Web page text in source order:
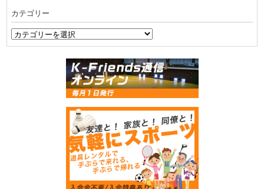
ブ
カテゴリー
カ
テ